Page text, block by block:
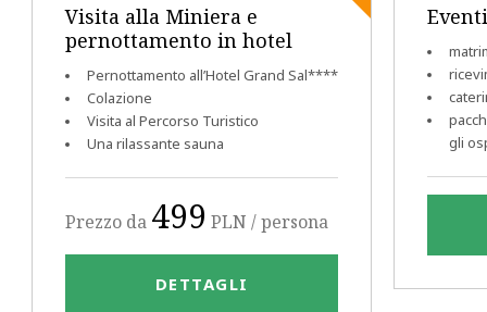
Visita alla Miniera e
pernottamento in hotel
Pernottamento all’Hotel Grand Sal****
Colazione
Visita al Percorso Turistico
Una rilassante sauna
Prezzo da 499 PLN / persona
DETTAGLI
gli